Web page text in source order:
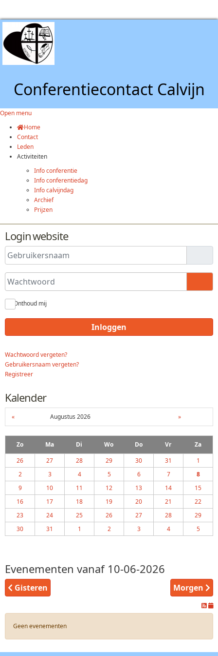
Conferentiecontact Calvijn
Open menu
Home
Contact
Leden
Activiteiten
Info conferentie
Info conferentiedag
Info calvijndag
Archief
Prijzen
Login website
Gebruikersnaam
Wachtwoord
Onthoud mij
Inloggen
Wachtwoord vergeten?
Gebruikersnaam vergeten?
Registreer
Kalender
« Augustus 2026 »
Zo Ma Di Wo Do Vr
Za
26
27 28 29 30 31
1
2
3 4 5 6 7
8
9
10 11 12 13 14
15
16
17 18 19 20 21
22
23
24 25 26 27 28
29
30
31 1 2 3 4 5
Evenementen vanaf 10-06-2026
Gisteren Morgen
Geen evenementen